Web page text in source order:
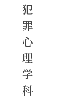
犯
罪
心
理
学
科